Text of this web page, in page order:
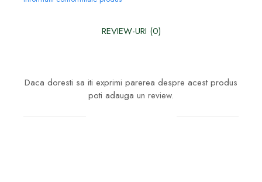
REVIEW-URI (0)
Daca doresti sa iti exprimi parerea despre acest produs
poti adauga un review.